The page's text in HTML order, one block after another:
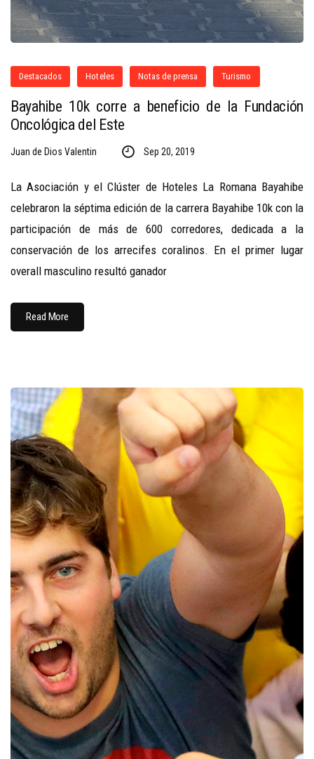
Destacados Hoteles Notas de prensa Turismo
Bayahibe 10k corre a beneficio de la Fundación
Oncológica del Este
Juan de Dios Valentin Sep 20, 2019
La Asociación y el Clúster de Hoteles La Romana Bayahibe
celebraron la séptima edición de la carrera Bayahibe 10k con la
participación de más de 600 corredores, dedicada a la
conservación de los arrecifes coralinos. En el primer lugar
overall masculino resultó ganador
Read More